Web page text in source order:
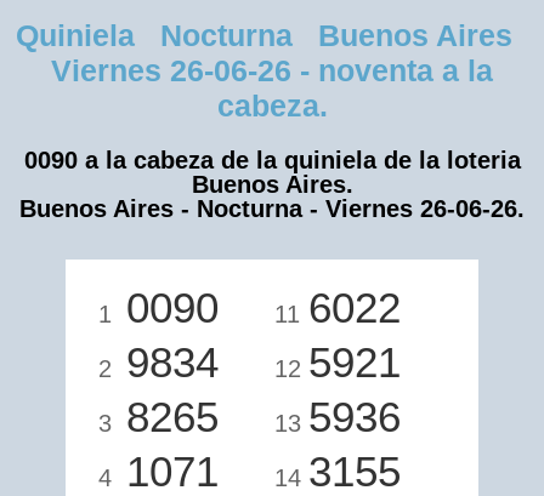
Quiniela Nocturna Buenos Aires
Viernes 26-06-26 - noventa a la
cabeza.
0090 a la cabeza de la quiniela de la loteria
Buenos Aires.
Buenos Aires - Nocturna - Viernes 26-06-26.
1 0090
2 9834
3 8265
4 1071
11 6022
12 5921
13 5936
14 3155